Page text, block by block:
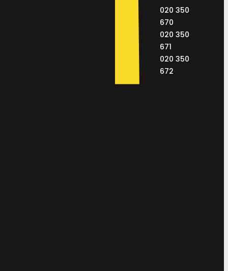
020 350
670
020 350
671
020 350
672